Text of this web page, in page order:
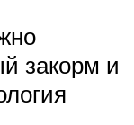
закорм и